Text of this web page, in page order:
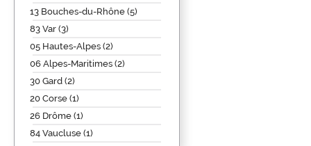
13 Bouches-du-Rhône (5)
83 Var (3)
05 Hautes-Alpes (2)
06 Alpes-Maritimes (2)
30 Gard (2)
20 Corse (1)
26 Drôme (1)
84 Vaucluse (1)